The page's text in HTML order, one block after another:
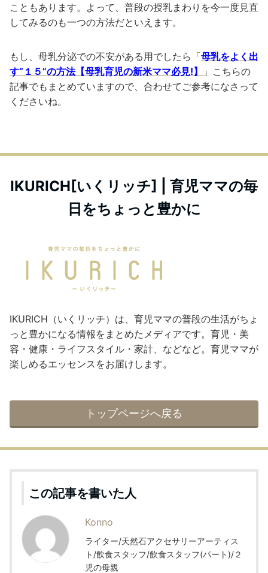
こともあります。よって、普段の授乳まわりを今一度見直
してみるのも一つの方法だといえます。
もし、母乳分泌での不安がある用でしたら「母乳をよく出
す“１５”の方法【母乳育児の新米ママ必見!】
」こちらの
記事でもまとめていますので、合わせてご参考になさって
くださいね。
IKURICH[いくリッチ] | 育児ママの毎
日をちょっと豊かに
IKURICH（いくリッチ）は、育児ママの普段の生活がちょ
っと豊かになる情報をまとめたメディアです。育児・美
容・健康・ライフスタイル・家計、などなど。育児ママが
楽しめるエッセンスをお届けします。
トップページへ戻る
この記事を書いた人
Konno
ライター/天然石アクセサリーアーティス
ト/飲食スタッフ/飲食スタッフ(パート)/２
児の母親